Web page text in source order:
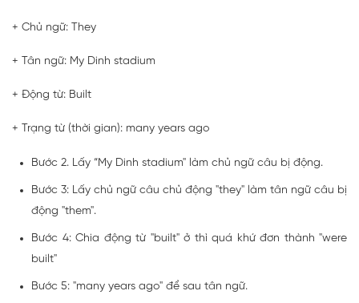
+ Chủ ngữ: They
+ Tân ngữ: My Dinh stadium
+ Động từ: Built
+ Trạng từ (thời gian): many years ago
Bước 2. Lấy “My Dinh stadium" làm chủ ngữ câu bị động.
Bước 3: Lấy chủ ngữ câu chủ động "they" làm tân ngữ câu bị
động "them".
Bước 4: Chia động từ "built" ở thì quá khứ đơn thành "were
built"
Bước 5: "many years ago" để sau tân ngữ.